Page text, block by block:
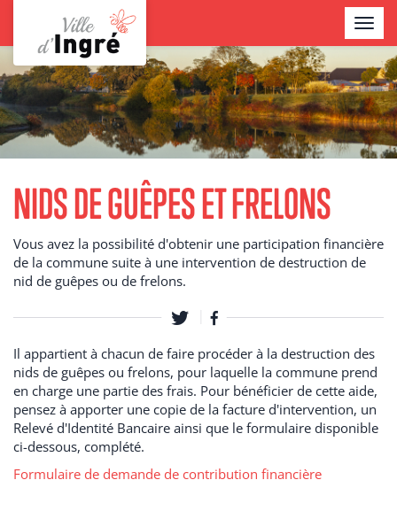
contenu
principal
Contenu
NIDS DE GUÊPES ET FRELONS
Vous avez la possibilité d'obtenir une participation financière
de la commune suite à une intervention de destruction de
nid de guêpes ou de frelons.
Il appartient à chacun de faire procéder à la destruction des
nids de guêpes ou frelons, pour laquelle la commune prend
en charge une partie des frais. Pour bénéficier de cette aide,
pensez à apporter une copie de la facture d'intervention, un
Relevé d'Identité Bancaire ainsi que le formulaire disponible
ci-dessous, complété.
Formulaire de demande de contribution financière